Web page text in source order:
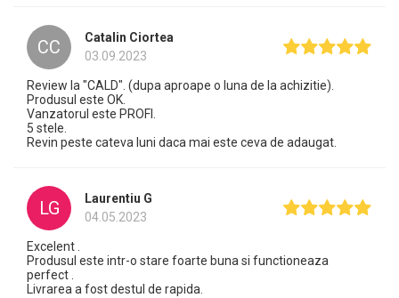
CC
Catalin Ciortea
03.09.2023
Review la "CALD". (dupa aproape o luna de la achizitie).
Produsul este OK.
Vanzatorul este PROFI.
5 stele.
Revin peste cateva luni daca mai este ceva de adaugat.
LG
Laurentiu G
04.05.2023
Excelent .
Produsul este intr-o stare foarte buna si functioneaza
perfect .
Livrarea a fost destul de rapida.